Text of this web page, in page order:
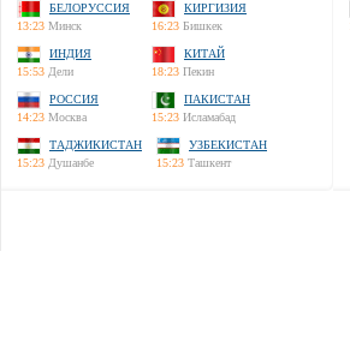
БЕЛОРУССИЯ
13:23 Минск
КИРГИЗИЯ
16:23 Бишкек
ИНДИЯ
15:53 Дели
КИТАЙ
18:23 Пекин
РОССИЯ
14:23 Москва
ПАКИСТАН
15:23 Исламабад
ТАДЖИКИСТАН
15:23 Душанбе
УЗБЕКИСТАН
15:23 Ташкент